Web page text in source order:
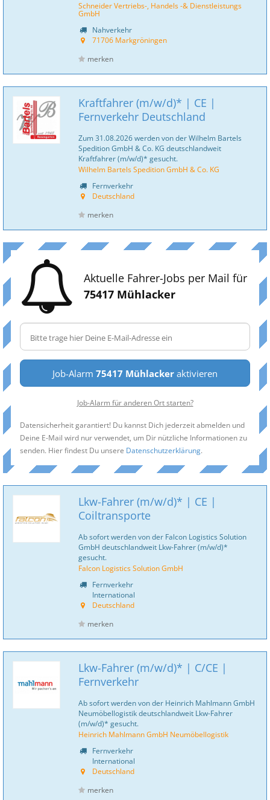
Schneider Vertriebs-, Handels -& Dienstleistungs
GmbH
Nahverkehr
71706 Markgröningen
merken
Kraftfahrer (m/w/d)* | CE |
Fernverkehr Deutschland
Zum 31.08.2026 werden von der Wilhelm Bartels
Spedition GmbH & Co. KG deutschlandweit
Kraftfahrer (m/w/d)* gesucht.
Wilhelm Bartels Spedition GmbH & Co. KG
Fernverkehr
Deutschland
merken
Aktuelle Fahrer-Jobs per Mail für
75417 Mühlacker
Job-Alarm 75417 Mühlacker aktivieren
Job-Alarm für anderen Ort starten?
Datensicherheit garantiert! Du kannst Dich jederzeit abmelden und
Deine E-Mail wird nur verwendet, um Dir nützliche Informationen zu
senden. Hier findest Du unsere Datenschutzerklärung.
Lkw-Fahrer (m/w/d)* | CE |
Coiltransporte
Ab sofort werden von der Falcon Logistics Solution
GmbH deutschlandweit Lkw-Fahrer (m/w/d)*
gesucht.
Falcon Logistics Solution GmbH
Fernverkehr
International
Deutschland
merken
Lkw-Fahrer (m/w/d)* | C/CE |
Fernverkehr
Ab sofort werden von der Heinrich Mahlmann GmbH
Neumöbellogistik deutschlandweit Lkw-Fahrer
(m/w/d)* gesucht.
Heinrich Mahlmann GmbH Neumöbellogistik
Fernverkehr
International
Deutschland
merken